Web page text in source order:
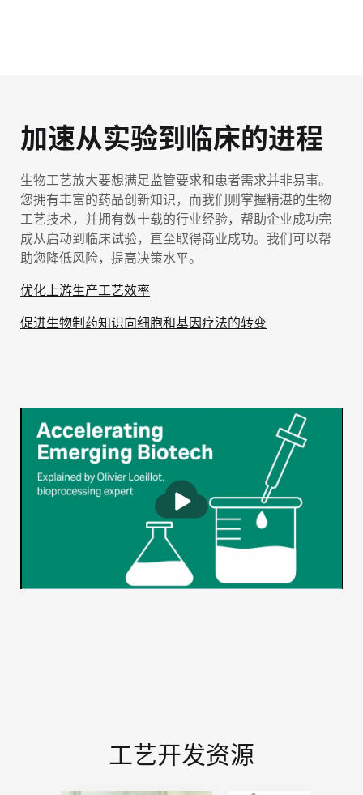
加速从实验到临床的进程
生物工艺放大要想满足监管要求和患者需求并非易事。
您拥有丰富的药品创新知识，而我们则掌握精湛的生物
工艺技术，并拥有数十载的行业经验，帮助企业成功完
成从启动到临床试验，直至取得商业成功。我们可以帮
助您降低风险，提高决策水平。
优化上游生产工艺效率
促进生物制药知识向细胞和基因疗法的转变
工艺开发资源